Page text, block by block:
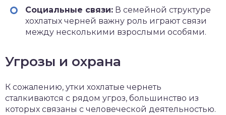
Социальные связи: В семейной структуре
хохлатых черней важну роль играют связи
между несколькими взрослыми особями.
Угрозы и охрана
К сожалению, утки хохлатые чернеть
сталкиваются с рядом угроз, большинство из
которых связаны с человеческой деятельностью.